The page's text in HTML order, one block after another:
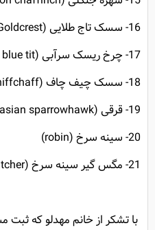
16- سسک تاج طلایی (
17- چرخ ریسک سرآبی (
tit)
18- سسک چیف چاف (Common chiffchaff)
19- قرقی (
sparrowhawk)
20- سینه سرخ (
robin)
21- مگس گیر سینه سرخ (
با تشکر از خانم مهدلو که ثبت